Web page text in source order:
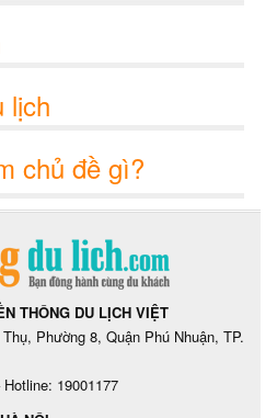
lịch
chủ đề gì?
THÔNG DU LỊCH VIỆT
Phường 8, Quận Phú Nhuận, TP.
19001177